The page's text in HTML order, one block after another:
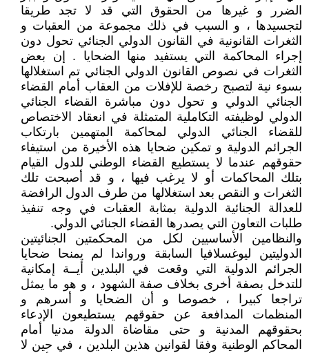
الضرر و غيرها من الحقوق التي قد لا تجد طريقا
لتجسيدها ، و السبب في ذلك مجموعة من العقبات و
الثغرات القانونية في القانون الدولي الجنائي تحول دون
إجراء المحاكمة التي يستفيد منها الضحايا . إن بعض
الثغرات في نصوص القانون الدولي الجنائي تم استغلالها
بسوء نية لتصبح رخصة للإفلات من العقاب أمام القضاء
الجنائي الدولي و تحول دون مباشرة القضاء الجنائي
الدولي لوظيفته التكاملية المتمثلة في انعقاد الاختصاص
للقضاء الجنائي الدولي لمحاكمة المتهمين بارتكاب
الجرائم الدولية و تمكين ضحايا هذه الأخيرة من استيفاء
حقوقهم عندما لا يستطيع القضاء الوطني للدول القيام
بتلك المحاكمات أو لا يرغب فيها ، و قد أصبحت تلك
الثغرات و النقص بعد استغلالها من طرف الدول الرافضة
للعدالة الجنائية الدولية بمثابة العقبات في وجه تنفيذ
طلبات التعاون التي يصدرها القضاء الجنائي الدولي.
والنظامين الأساسيين لكل من المحكمتين الجنائيتين
الدوليتين ليوغسلافيا السابقة ورواندا لم يمنحا ضحايا
الجرائم الدولية التي وقعت في البلدين أيــة إمكانية
للتدخل بصفة أخرى بخلاف صفة الشهود ، و هو ما يمثل
تراجعا كبيرا ، خصوصا و أن الضحايا و أسرهم و
المنظمات المدافعة عن حقوقهم يستطيعون الإدعاء
بحقوقهم المدنية و حتى مقاضاة الدولة مدنيا أمام
المحاكم الوطنية وفقا لقوانين هذين البلدين ، في حين لا